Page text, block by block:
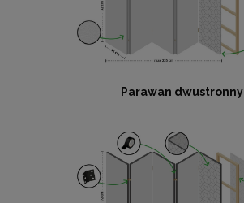
Parawan dwustronny